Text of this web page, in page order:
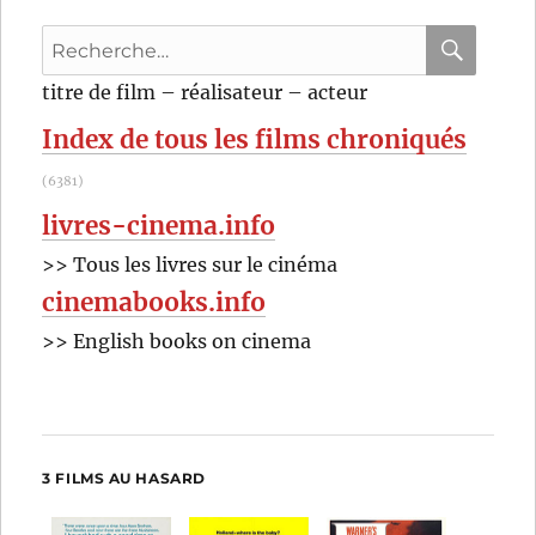
Recherche
pour
titre de film – réalisateur – acteur
Index de tous les films chroniqués
(6381)
livres-cinema.info
>> Tous les livres sur le cinéma
cinemabooks.info
>> English books on cinema
3 FILMS AU HASARD